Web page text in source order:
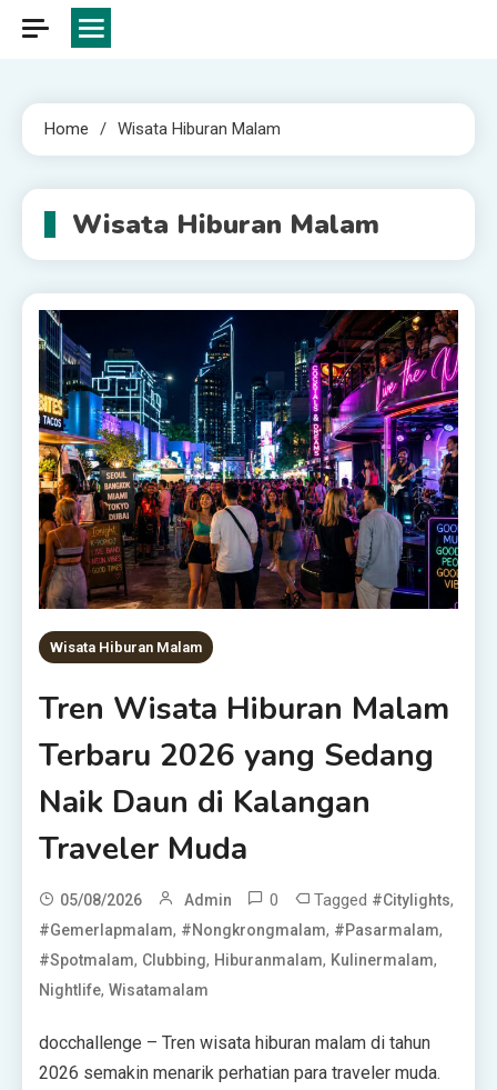
Home Wisata Hiburan Malam
Wisata Hiburan Malam
Wisata Hiburan Malam
Tren Wisata Hiburan Malam
Terbaru 2026 yang Sedang
Naik Daun di Kalangan
Traveler Muda
05/08/2026 Admin 0 Tagged #citylights,
#gemerlapmalam, #nongkrongmalam, #pasarmalam,
#spotmalam, Clubbing, Hiburanmalam, Kulinermalam,
Nightlife,Wisatamalam
docchallenge – Tren wisata hiburan malam di tahun
2026 semakin menarik perhatian para traveler muda.